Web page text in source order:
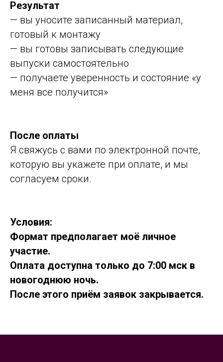
Результат
— вы уносите записанный материал,
готовый к монтажу
— вы готовы записывать следующие
выпуски самостоятельно
— получаете уверенность и состояние «у
меня все получится»
После оплаты
Я свяжусь с вами по электронной почте,
которую вы укажете при оплате, и мы
согласуем сроки.
Условия:
Формат предполагает моё личное
участие.
Оплата доступна только до 7:00 мск в
новогоднюю ночь.
После этого приём заявок закрывается.